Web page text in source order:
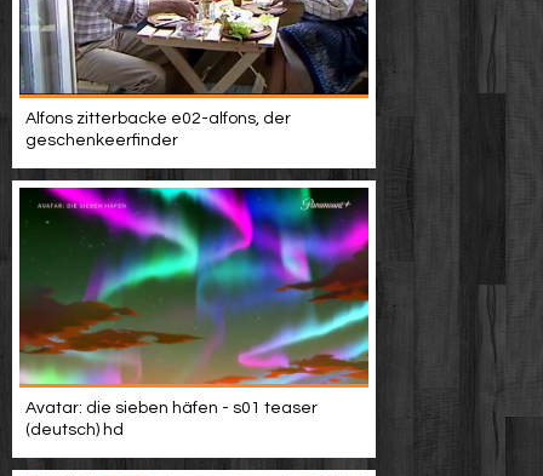
Alfons zitterbacke e02-alfons, der
geschenkeerfinder
Avatar: die sieben häfen - s01 teaser
(deutsch) hd